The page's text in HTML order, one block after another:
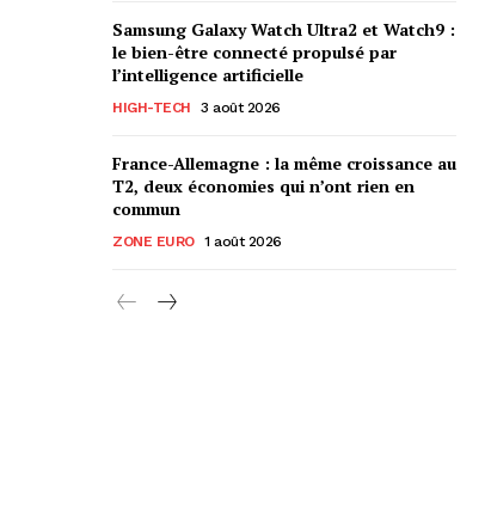
Samsung Galaxy Watch Ultra2 et Watch9 :
le bien-être connecté propulsé par
l’intelligence artificielle
HIGH-TECH 3 août 2026
France-Allemagne : la même croissance au
T2, deux économies qui n’ont rien en
commun
ZONE EURO 1 août 2026